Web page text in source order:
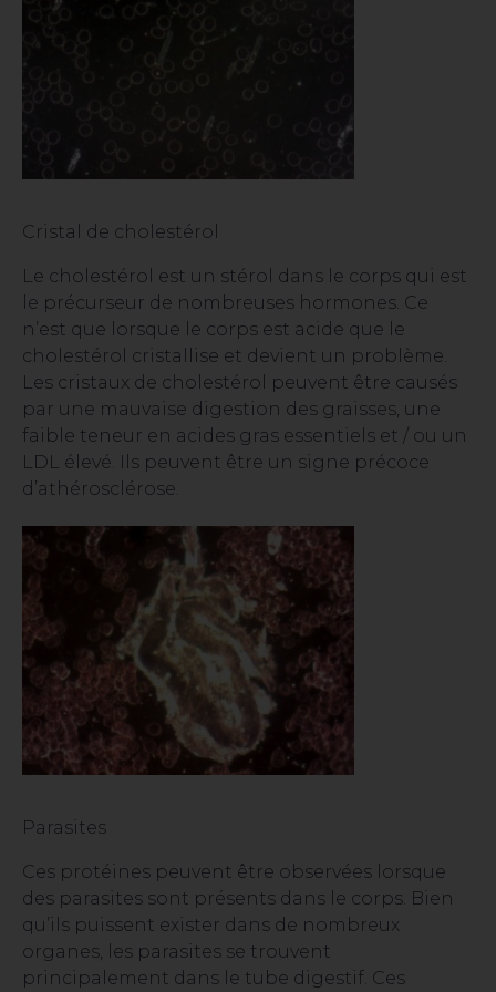
Cristal de cholestérol
Le cholestérol est un stérol dans le corps qui est
le précurseur de nombreuses hormones. Ce
n’est que lorsque le corps est acide que le
cholestérol cristallise et devient un problème.
Les cristaux de cholestérol peuvent être causés
par une mauvaise digestion des graisses, une
faible teneur en acides gras essentiels et / ou un
LDL élevé. Ils peuvent être un signe précoce
d’athérosclérose.
Parasites
Ces protéines peuvent être observées lorsque
des parasites sont présents dans le corps. Bien
qu’ils puissent exister dans de nombreux
organes, les parasites se trouvent
principalement dans le tube digestif. Ces